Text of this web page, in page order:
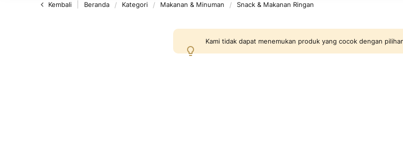
Kembali Beranda Kategori Makanan & Minuman Snack & Makanan Ringan
Kami tidak dapat menemukan produk yang cocok dengan